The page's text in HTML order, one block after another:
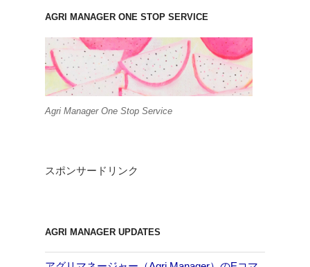
AGRI MANAGER ONE STOP SERVICE
Agri Manager One Stop Service
スポンサードリンク
AGRI MANAGER UPDATES